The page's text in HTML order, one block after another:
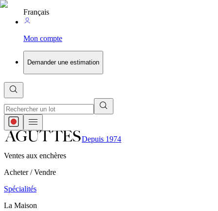
Français
Mon compte
Demander une estimation
Depuis 1974
Ventes aux enchères
Acheter / Vendre
Spécialités
La Maison